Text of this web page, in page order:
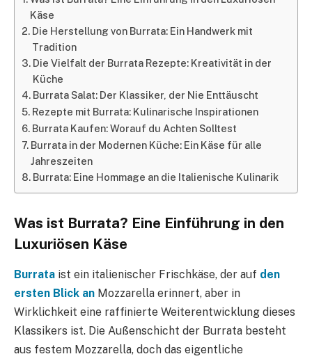
Käse
Die Herstellung von Burrata: Ein Handwerk mit
Tradition
Die Vielfalt der Burrata Rezepte: Kreativität in der
Küche
Burrata Salat: Der Klassiker, der Nie Enttäuscht
Rezepte mit Burrata: Kulinarische Inspirationen
Burrata Kaufen: Worauf du Achten Solltest
Burrata in der Modernen Küche: Ein Käse für alle
Jahreszeiten
Burrata: Eine Hommage an die Italienische Kulinarik
Was ist Burrata? Eine Einführung in den
Luxuriösen Käse
Burrata ist ein italienischer Frischkäse, der auf den
ersten Blick an Mozzarella erinnert, aber in
Wirklichkeit eine raffinierte Weiterentwicklung dieses
Klassikers ist. Die Außenschicht der Burrata besteht
aus festem Mozzarella, doch das eigentliche